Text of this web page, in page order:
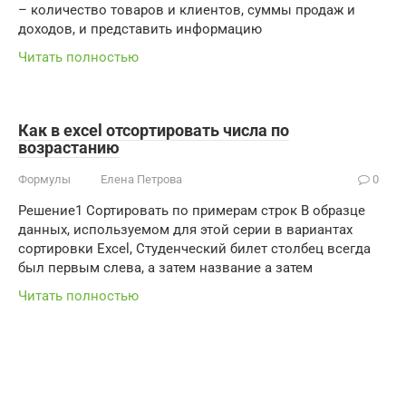
– количество товаров и клиентов, суммы продаж и
доходов, и представить информацию
Читать полностью
Как в excel отсортировать числа по
возрастанию
Формулы Елена Петрова 0
Решение1 Сортировать по примерам строк В образце
данных, используемом для этой серии в вариантах
сортировки Excel, Студенческий билет столбец всегда
был первым слева, а затем название а затем
Читать полностью